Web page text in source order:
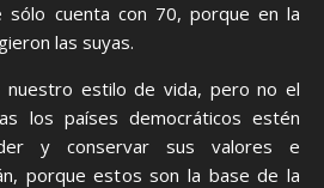
sólo cuenta con 70, porque en la
las suyas.
nuestro estilo de vida, pero no el
los países democráticos estén
y conservar sus valores e
porque estos son la base de la